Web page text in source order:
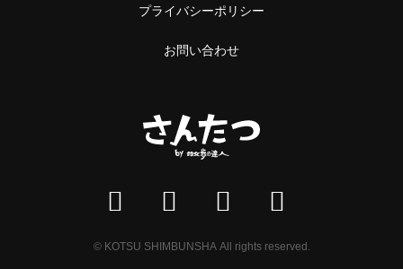
プライバシーポリシー
お問い合わせ
© KOTSU SHIMBUNSHA All rights reserved.